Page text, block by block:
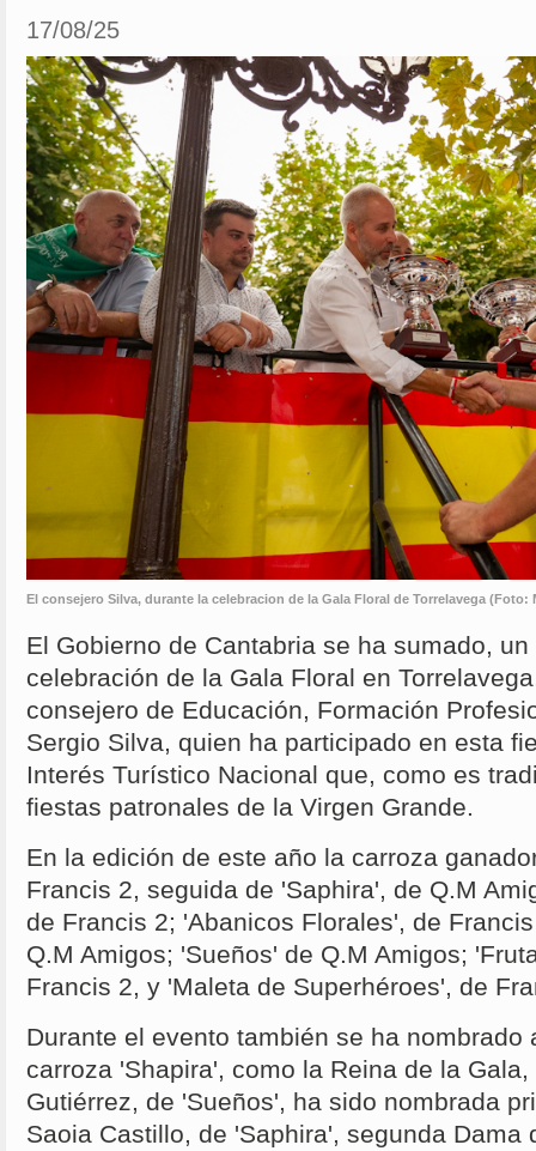
17/08/25
El consejero Silva, durante la celebracion de la Gala Floral de Torrelavega (Foto:
El Gobierno de Cantabria se ha sumado,
celebración de la Gala Floral en
consejero de Educación, Formación
Sergio Silva, quien ha participado en esta
Interés Turístico Nacional que, como es
fiestas patronales de la Virgen Grande.
En la edición de este año la carroza
Francis 2, seguida de 'Saphira', de Q.M
de Francis 2; 'Abanicos Florales', de
Q.M Amigos; 'Sueños' de Q.M Amigos;
Francis 2, y 'Maleta de Superhéroes', de
Durante el evento también se ha nombrado
carroza 'Shapira', como la Reina de la
Gutiérrez, de 'Sueños', ha sido nombrada
Saoia Castillo, de 'Saphira', segunda Dama